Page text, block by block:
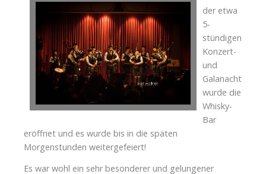
der etwa
5-
stündigen
Konzert-
und
Galanacht
wurde die
Whisky-
Bar
eröffnet und es wurde bis in die späten
Morgenstunden weitergefeiert!
Es war wohl ein sehr besonderer und gelungener